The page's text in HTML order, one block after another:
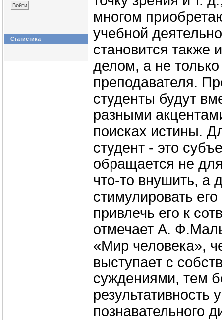
Статистика
многом
учебной
становится также
делом, а не
преподавателя.
студенты будут
разными
поисках истины.
студент - это
обращается не
что-то внушить, а
стимулировать его
привлечь его к
отмечает А.
«Мир человека»,
выступает с
суждениями, тем
результативность
познавательного